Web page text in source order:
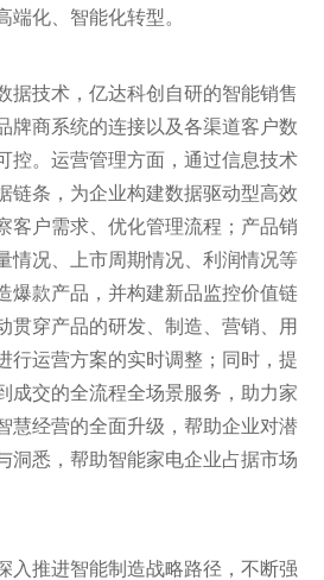
端化、智能化转型。
据技术，亿达科创自研的智能销售
牌商系统的连接以及各渠道客户数
控。运营管理方面，通过信息技术
链条，为企业构建数据驱动型高效
客户需求、优化管理流程；产品销
情况、上市周期情况、利润情况等
爆款产品，并构建新品监控价值链
贯穿产品的研发、制造、营销、用
行运营方案的实时调整；同时，提
成交的全流程全场景服务，助力家
慧经营的全面升级，帮助企业对潜
洞悉，帮助智能家电企业占据市场
入推进智能制造战略路径，不断强